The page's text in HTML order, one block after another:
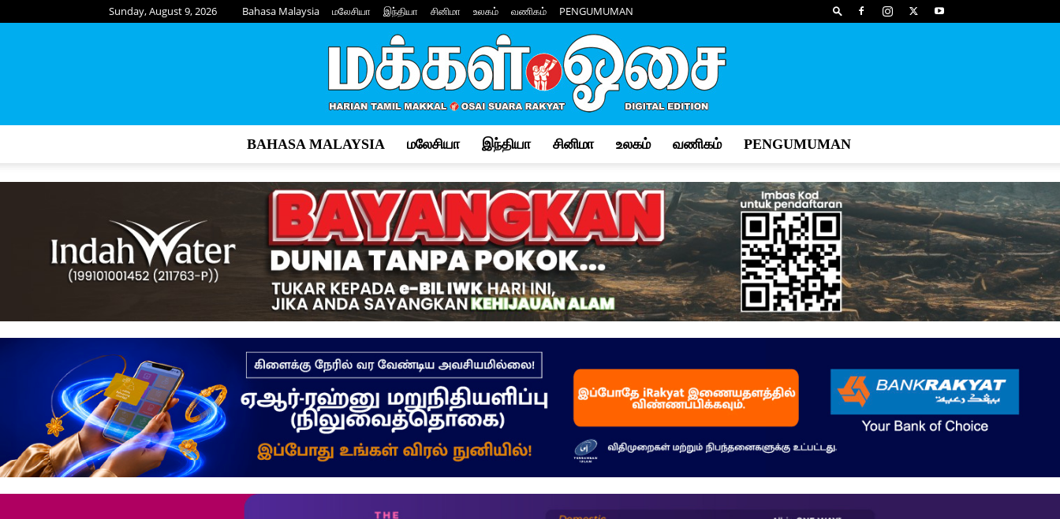
Sunday, August 9, 2026 Bahasa Malaysia மலேசியா இந்தியா சினிமா உலகம் வணிகம் PENGUMUMAN
Osai
–
மக்கள்
BAHASA MALAYSIA மலேசியா இந்தியா சினிமா உலகம் வணிகம் PENGUMUMAN